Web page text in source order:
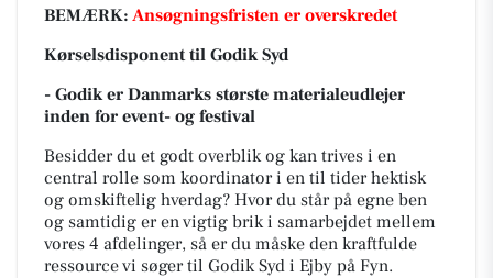
BEMÆRK: Ansøgningsfristen er overskredet
Kørselsdisponent til Godik Syd
- Godik er Danmarks største materialeudlejer
inden for event- og festival
Besidder du et godt overblik og kan trives i en
central rolle som koordinator i en til tider hektisk
og omskiftelig hverdag? Hvor du står på egne ben
og samtidig er en vigtig brik i samarbejdet mellem
vores 4 afdelinger, så er du måske den kraftfulde
ressource vi søger til Godik Syd i Ejby på Fyn.